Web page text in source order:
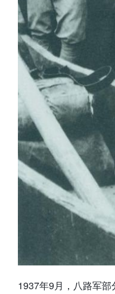
1937年9月，八路军